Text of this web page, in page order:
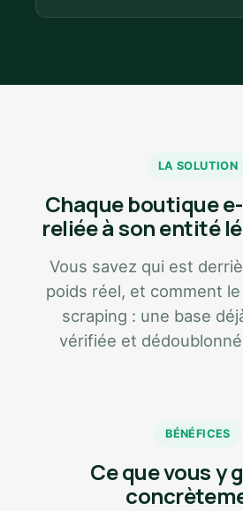
LA SOLUTION
Chaque boutique
reliée à son entité
Vous savez qui est
poids réel, et comment
scraping : une base
vérifiée et
BÉNÉFICES
Ce que vous y